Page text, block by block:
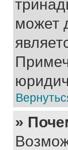
может
»